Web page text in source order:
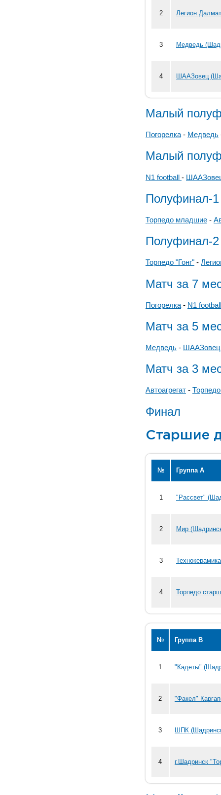
2 Легион
3 Медведь
4 ШААЗовец
Малый
Погорелка - Медведь
Малый
N1 football -
Полуфинал-1
Торпедо младшие -
Полуфинал-2
Торпедо "Гонг" -
Матч за 7
Погорелка - N1
Матч за 5
Медведь - ШААЗовец
Матч за 3
Автоагрегат - Торпедо
Финал
Старшие
№ Группа А
1 "Рассвет"
2 Мир
3
4 Торпедо
№ Группа В
1 "Кадеты"
2 "Факел"
3 ШПК
4 г.Шадринск